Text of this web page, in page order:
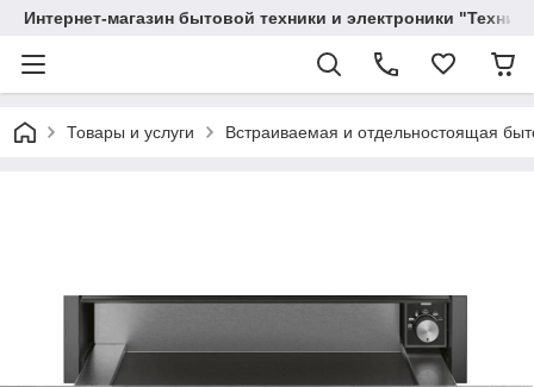
Интернет-магазин бытовой техники и электроники
Товары и услуги Вcтраиваемая и отдельностоящая